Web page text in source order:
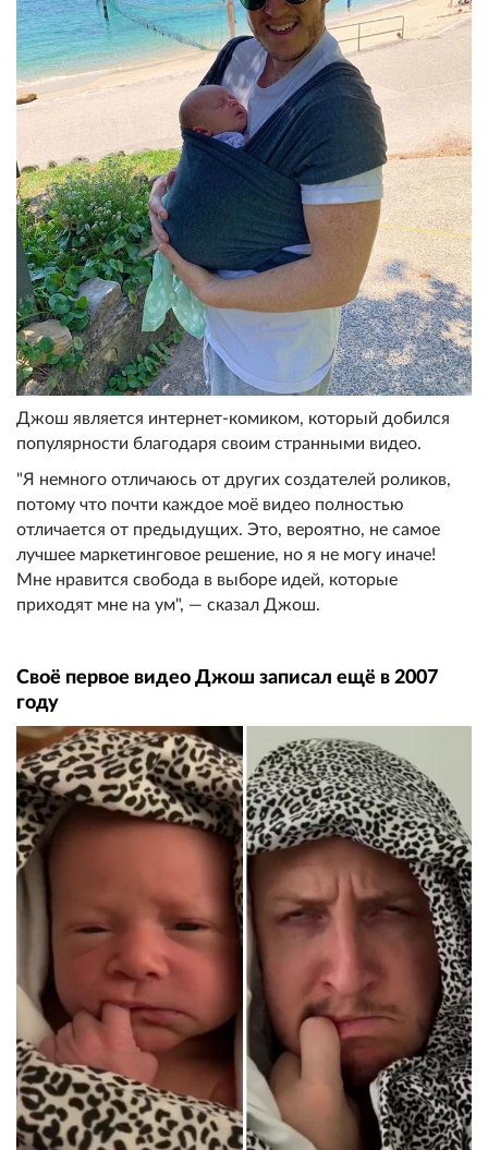
Джош является интернет-комиком, который добился
популярности благодаря своим странными видео.
"Я немного отличаюсь от других создателей роликов,
потому что почти каждое моё видео полностью
отличается от предыдущих. Это, вероятно, не самое
лучшее маркетинговое решение, но я не могу иначе!
Мне нравится свобода в выборе идей, которые
приходят мне на ум", — сказал Джош.
Своё первое видео Джош записал ещё в 2007
году